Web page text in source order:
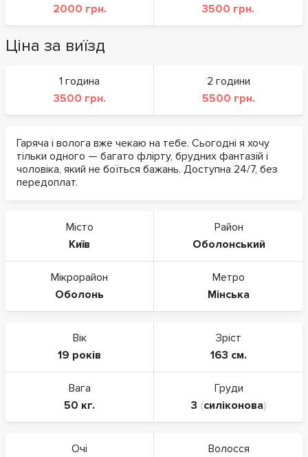
2000 грн.
3500 грн.
Ціна за виїзд
1 година
3500 грн.
2 години
5500 грн.
Гаряча і волога вже чекаю на тебе. Сьогодні я хочу
тільки одного — багато флірту, брудних фантазій і
чоловіка, який не боїться бажань. Доступна 24/7, без
передоплат.
Місто
Київ
Район
Оболонський
Мікрорайон
Оболонь
Метро
Мінська
Вік
19 років
Зріст
163 см.
Вага
50 кг.
Груди
3 (силіконова)
Очі
Волосся